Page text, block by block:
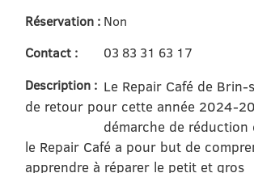
Réservation : Non
Contact :
03 83 31 63 17
Description : Le Repair Café de
de retour pour cette année 2024-
démarche de réduction
le Repair Café a pour but de
apprendre à réparer le petit et gros